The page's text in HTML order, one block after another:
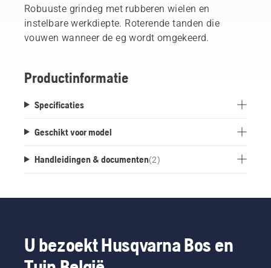
Robuuste grindeg met rubberen wielen en
instelbare werkdiepte. Roterende tanden die
vouwen wanneer de eg wordt omgekeerd.
Productinformatie
Specificaties
Geschikt voor model
Handleidingen & documenten(2)
U bezoekt Husqvarna Bos en